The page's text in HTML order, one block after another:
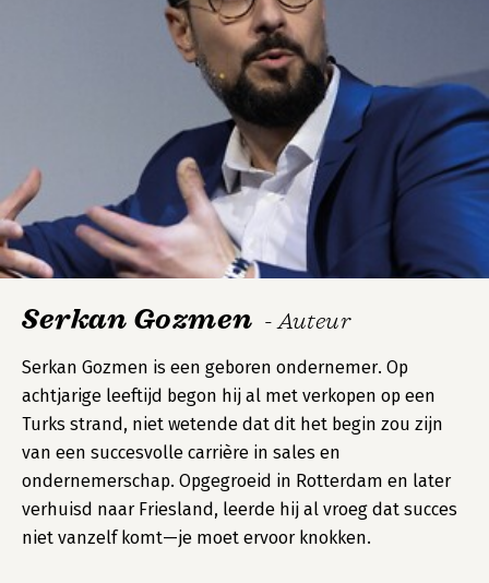
Serkan Gozmen - Auteur
Serkan Gozmen is een geboren ondernemer. Op
achtjarige leeftijd begon hij al met verkopen op een
Turks strand, niet wetende dat dit het begin zou zijn
van een succesvolle carrière in sales en
ondernemerschap. Opgegroeid in Rotterdam en later
verhuisd naar Friesland, leerde hij al vroeg dat succes
niet vanzelf komt—je moet ervoor knokken.